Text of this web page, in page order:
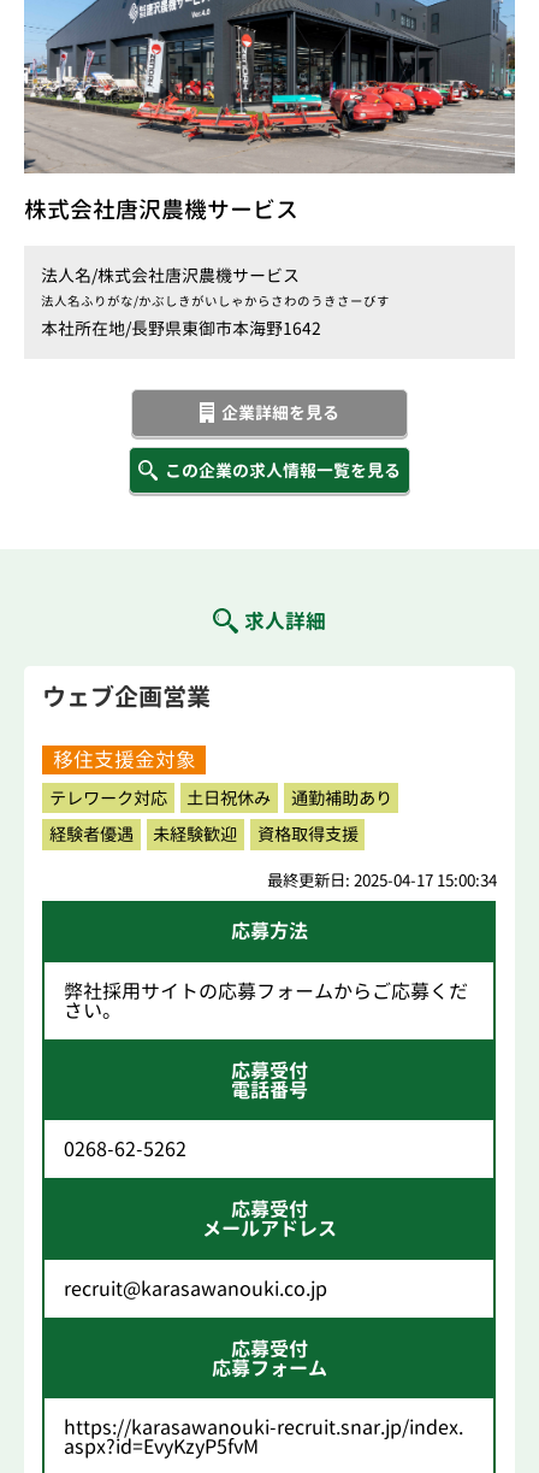
株式会社唐沢農機サービス
法人名/株式会社唐沢農機サービス
法人名ふりがな/かぶしきがいしゃからさわのうきさーびす
本社所在地/長野県東御市本海野1642
企業詳細を見る
この企業の求人情報一覧を見る
求人詳細
ウェブ企画営業
移住支援金対象
テレワーク対応 土日祝休み
通勤補助あり
経験者優遇
未経験歓迎 資格取得支援
最終更新日: 2025-04-17 15:00:34
応募方法
弊社採用サイトの応募フォームからご応募くだ
さい。
応募受付
電話番号
0268-62-5262
応募受付
メールアドレス
recruit@karasawanouki.co.jp
応募受付
応募フォーム
https://karasawanouki-recruit.snar.jp/index.
aspx?id=EvyKzyP5fvM